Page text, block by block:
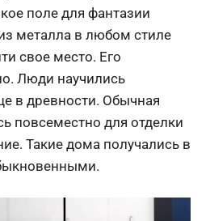
поле для фантазии
металла в любом стиле
свое место. Его
Люди научились
в древности. Обычная
повсеместно для отделки
Такие дома получались в